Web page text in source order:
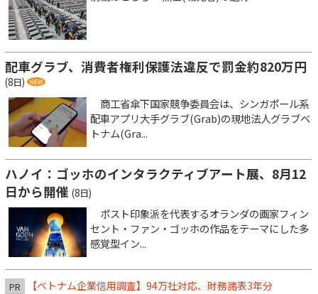
配車グラブ、消費者権利保護法違反で罰金約820万円
(8日)
商工省傘下国家競争委員会は、シンガポール系
配車アプリ大手グラブ(Grab)の現地法人グラブベ
トナム(Gra...
ハノイ：ゴッホのインタラクティブアート展、8月12
日から開催 (8日)
ポスト印象派を代表するオランダの画家フィン
セント・ファン・ゴッホの作品をテーマにした多
感覚型イン...
PR 【ベトナム企業信用調査】94万社対応、財務諸表3年分